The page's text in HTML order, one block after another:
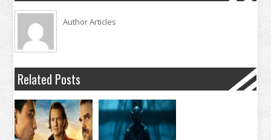
Author Articles
Related Posts